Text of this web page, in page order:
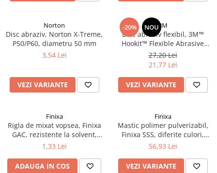
Intaritor vopsea 2K
Vopsea Spray
2.10 LAC AUTO
Lac auto HS
Lac auto UHS
Lac auto Mat
Lac auto Retus
Agent de matuire
Pereti cabinei
Norton
Disc abraziv, Norton X-Treme,
P50/P60, diametru 50 mm
3,54 Lei
VEZI VARIANTE
-20% NOU3M
Disc abraziv flexibil, 3M™
Hookit™ Flexible Abrasive
Foam Disc, pentru matuit ori
polish, diferite duritati P400 -
P2000, Ø 150 mm, 1 bucata
27,20 Lei
21,77 Lei
VEZI VARIANTE
Finixa
Rigla de mixat vopsea, Finixa
GAC, rezistente la solvent,
lungime 23cm
1,33 Lei
ADAUGA IN COS
Finixa
Mastic polimer pulverizabil,
Finixa SSS, diferite culori,
pentru pistol pneumatic,
56,93 Lei
VEZI VARIANTE